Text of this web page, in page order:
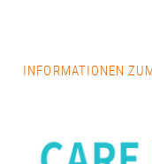
INFORMATIONEN